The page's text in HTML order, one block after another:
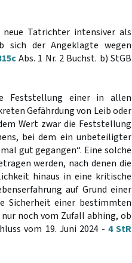
Tatrichter intensiver als
sich der Angeklagte wegen
Abs. 1 Nr. 2 Buchst. b) StGB
Feststellung einer in allen
Gefährdung von Leib oder
Wert zwar die Feststellung
bei dem ein unbeteiligter
gut gegangen“. Eine solche
werden, nach denen die
hinaus in eine kritische
auf Grund einer
Sicherheit einer bestimmten
noch vom Zufall abhing, ob
vom 19. Juni 2024 - 4 StR